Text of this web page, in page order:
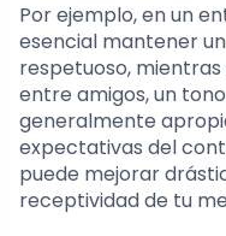
Por ejemplo, en un
esencial mantener
respetuoso,
entre amigos, un
generalmente
expectativas del
puede mejorar
receptividad de tu